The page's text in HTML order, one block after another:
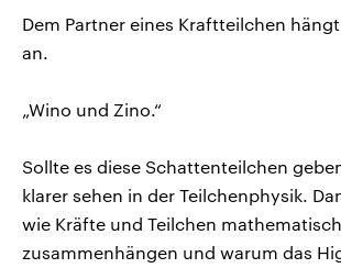
Dem Partner eines Kraftteilchen hängt
an.
„Wino und Zino.“
Sollte es diese Schattenteilchen
klarer sehen in der Teilchenphysik.
wie Kräfte und Teilchen mathematisch
zusammenhängen und warum das